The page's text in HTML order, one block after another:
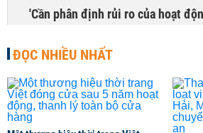
'Cần phân định rủi ro của hoạt
Bí thư Thành ủy Hà Nội thúc tiến
THỜI SỰ - 1 phút trước
ĐỌC NHIỀU NHẤT